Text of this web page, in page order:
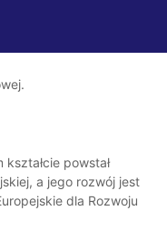
kształcie powstał
a jego rozwój jest
dla Rozwoju